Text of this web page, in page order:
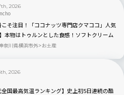
2026
こそ注目！「ココナッツ専門店クマココ」人気
本物はトゥルンとした食感！ソフトクリーム
も人気｜川崎・ラ チッタデッラ
奈川県横浜市外 お土産
2026
全国最高気温ランキング】史上初5日連続の酷